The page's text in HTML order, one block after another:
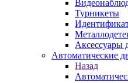
Турникеты
Аксессуары
Автоматические
Назад